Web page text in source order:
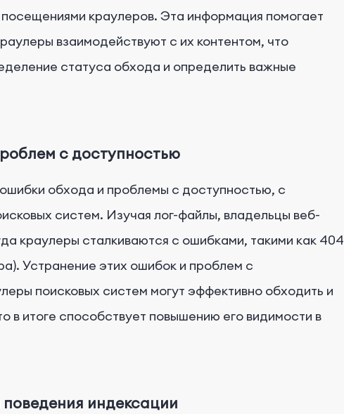
краулеров. Эта информация помогает
взаимодействуют с их контентом, что
статуса обхода и определить важные
с доступностью
обхода и проблемы с доступностью, с
систем. Изучая лог-файлы, владельцы веб-
краулеры сталкиваются с ошибками, такими как 404
Устранение этих ошибок и проблем с
поисковых систем могут эффективно обходить и
в итоге способствует повышению его видимости в
индексации